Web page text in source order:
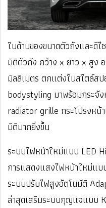
ในด้านของขนาดตัวถังและดี
มิติตัวถัง กว้าง x ยาว x สูง
มิลลิเมตร ตกแต่งในสไตล์ส
bodystyling มาพร้อมกระจั
radiator grille กระโปรงห
มิติมากยิ่งขึ้น
ระบบไฟหน้าใหม่แบบ LED
การแสดงแสงไฟหน้าใหม่แ
ระบบปรับไฟสูงอัตโนมัติ
ล่าสุดเสริมระบบกุญแจแบบ